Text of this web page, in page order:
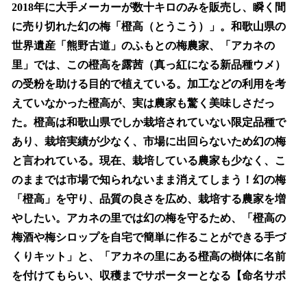
2018年に大手メーカーが数十キロのみを販売し、瞬く間
に売り切れた幻の梅「橙高（とうこう）」。和歌山県の
世界遺産「熊野古道」のふもとの梅農家、「アカネの
里」では、この橙高を露茜（真っ紅になる新品種ウメ）
の受粉を助ける目的で植えている。加工などの利用を考
えていなかった橙高が、実は農家も驚く美味しさだっ
た。橙高は和歌山県でしか栽培されていない限定品種で
あり、栽培実績が少なく、市場に出回らないため幻の梅
と言われている。現在、栽培している農家も少なく、こ
のままでは市場で知られないまま消えてしまう！幻の梅
「橙高」を守り、品質の良さを広め、栽培する農家を増
やしたい。アカネの里では幻の梅を守るため、「橙高の
梅酒や梅シロップを自宅で簡単に作ることができる手づ
くりキット」と、「アカネの里にある橙高の樹体に名前
を付けてもらい、収穫までサポーターとなる【命名サポ